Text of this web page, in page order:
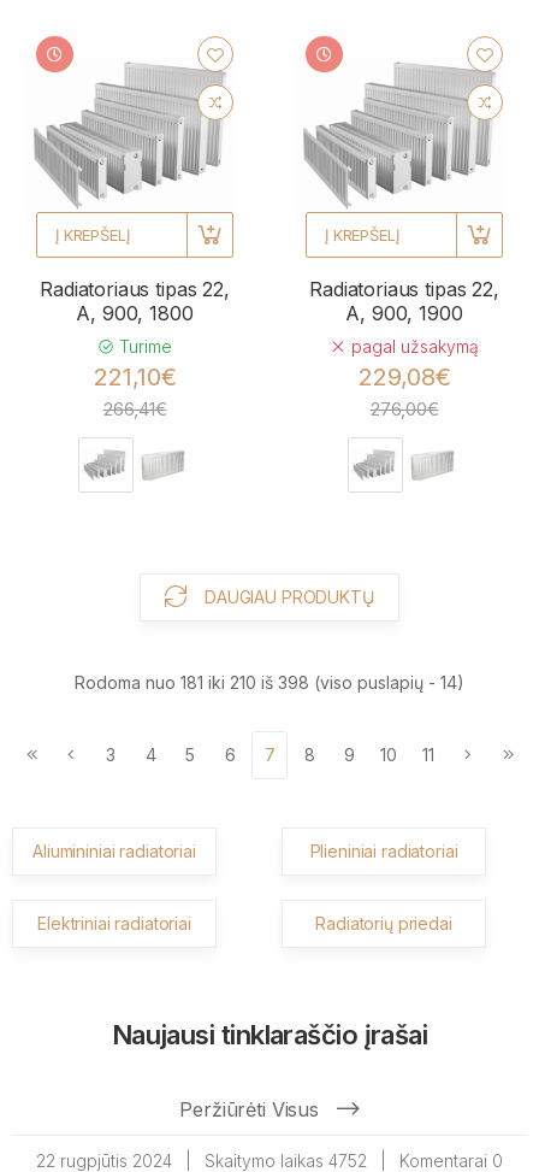
Į KREPŠELĮ
Radiatoriaus tipas 22,
A, 900, 1800
Turime
221,10€
266,41€
Į KREPŠELĮ
Radiatoriaus tipas 22,
A, 900, 1900
pagal užsakymą
229,08€
276,00€
DAUGIAU PRODUKTŲ
Rodoma nuo 181 iki 210 iš 398 (viso puslapių - 14)
3 4 5 6 7 8 9 10 11
Aliumininiai radiatoriai Plieniniai radiatoriai
Elektriniai radiatoriai Radiatorių priedai
Naujausi tinklaraščio įrašai
Peržiūrėti Visus
22 rugpjūtis 2024 Skaitymo laikas 4752 Komentarai 0